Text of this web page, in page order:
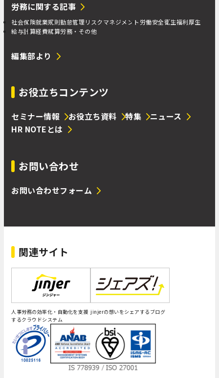
労務に関する記事
社会保険就業規則勤怠管理 リスクマネジメント 労働安全衛生福利厚生
給与計算経費精算労務・その他
編集部より
お役立ちコンテンツ
セミナー情報 お役立ち資料 特集
ニュース
HR NOTEとは
お問い合わせ
お問い合わせフォーム
関連サイト
人事労務の効率化・自動化を支援
するクラウドシステム
jinjerの想いをシェアするブログ